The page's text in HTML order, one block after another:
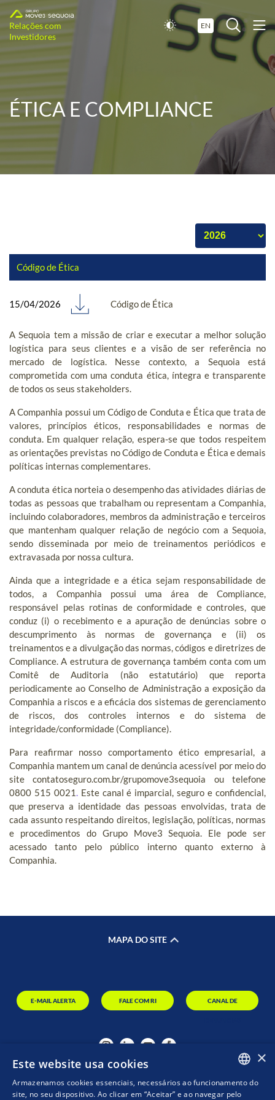
Relações com
Investidores
EN
ÉTICA E COMPLIANCE
Código de Ética
15/04/2026 Código de Ética
A Sequoia tem a missão de criar e executar a melhor solução
logística para seus clientes e a visão de ser referência no
mercado de logística. Nesse contexto, a Sequoia está
comprometida com uma conduta ética, íntegra e transparente
de todos os seus stakeholders.
A Companhia possui um Código de Conduta e Ética que trata de
valores, princípios éticos, responsabilidades e normas de
conduta. Em qualquer relação, espera-se que todos respeitem
as orientações previstas no Código de Conduta e Ética e demais
políticas internas complementares.
A conduta ética norteia o desempenho das atividades diárias de
todas as pessoas que trabalham ou representam a Companhia,
incluindo colaboradores, membros da administração e terceiros
que mantenham qualquer relação de negócio com a Sequoia,
sendo disseminada por meio de treinamentos periódicos e
extravasada por nossa cultura.
Ainda que a integridade e a ética sejam responsabilidade de
todos, a Companhia possui uma área de Compliance,
responsável pelas rotinas de conformidade e controles, que
conduz (i) o recebimento e a apuração de denúncias sobre o
descumprimento às normas de governança e (ii) os
treinamentos e a divulgação das normas, códigos e diretrizes de
Compliance. A estrutura de governança também conta com um
Comitê de Auditoria (não estatutário) que reporta
periodicamente ao Conselho de Administração a exposição da
Companhia a riscos e a eficácia dos sistemas de gerenciamento
de riscos, dos controles internos e do sistema de
integridade/conformidade (Compliance).
Para reafirmar nosso comportamento ético empresarial, a
Companhia mantem um canal de denúncia acessível por meio do
site contatoseguro.com.br/grupomove3sequoia ou telefone
0800 515 0021.Este canal é imparcial, seguro e confidencial,
que preserva a identidade das pessoas envolvidas, trata de
cada assunto respeitando direitos, legislação, políticas, normas
e procedimentos do Grupo Move3 Sequoia. Ele pode ser
acessado tanto pelo público interno quanto externo à
Companhia.
MAPA DO SITE
E-MAIL ALERTA FALE COM RI CANAL DE
PORTUGUESE
×
Este website usa cookies
Armazenamos cookies essenciais, necessários ao funcionamento do
site, no seu dispositivo. Ao clicar em “Aceitar” e ao navegar pelo